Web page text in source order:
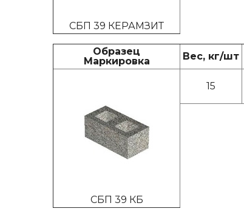
СБП 39 КЕРАМЗИТ
Образец
Маркировка
Вес, кг/шт
СБП 39 КБ
15